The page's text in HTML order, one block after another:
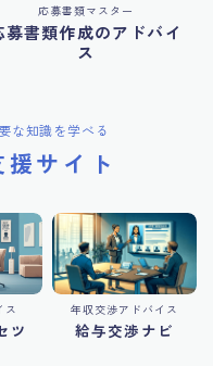
応募書類マスター
募書類作成のアドバイ
ス
な知識を学べる
サイト
ス
ツ
年収交渉アドバイス
給与交渉ナビ